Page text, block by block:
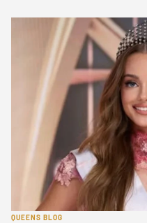
QUEENS BLOG